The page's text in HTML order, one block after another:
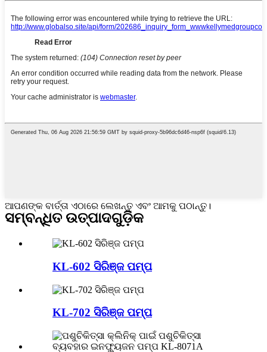
ଆପଣଙ୍କ ବାର୍ତ୍ତା ଏଠାରେ ଲେଖନ୍ତୁ ଏବଂ ଆମକୁ ପଠାନ୍ତୁ।
ସମ୍ବନ୍ଧିତ ଉତ୍ପାଦଗୁଡ଼ିକ
KL-602 ସିରିଞ୍ଜ ପମ୍ପ
KL-702 ସିରିଞ୍ଜ ପମ୍ପ